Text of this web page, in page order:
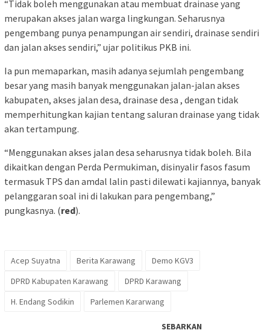
“Tidak boleh menggunakan atau membuat drainase yang
merupakan akses jalan warga lingkungan. Seharusnya
pengembang punya penampungan air sendiri, drainase sendiri
dan jalan akses sendiri,” ujar politikus PKB ini.
Ia pun memaparkan, masih adanya sejumlah pengembang
besar yang masih banyak menggunakan jalan-jalan akses
kabupaten, akses jalan desa, drainase desa , dengan tidak
memperhitungkan kajian tentang saluran drainase yang tidak
akan tertampung.
“Menggunakan akses jalan desa seharusnya tidak boleh. Bila
dikaitkan dengan Perda Permukiman, disinyalir fasos fasum
termasuk TPS dan amdal lalin pasti dilewati kajiannya, banyak
pelanggaran soal ini di lakukan para pengembang,”
pungkasnya. (red).
Acep Suyatna Berita Karawang
Demo KGV3
DPRD Kabupaten Karawang
DPRD Karawang
H. Endang Sodikin
Parlemen Kararwang
SEBARKAN